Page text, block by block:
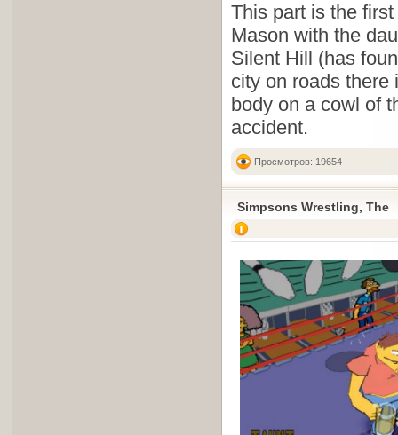
This part is the
Mason with the
Silent Hill (has
city on roads there
body on a cowl of
accident.
Просмотров: 19654
Simpsons Wrestling, The